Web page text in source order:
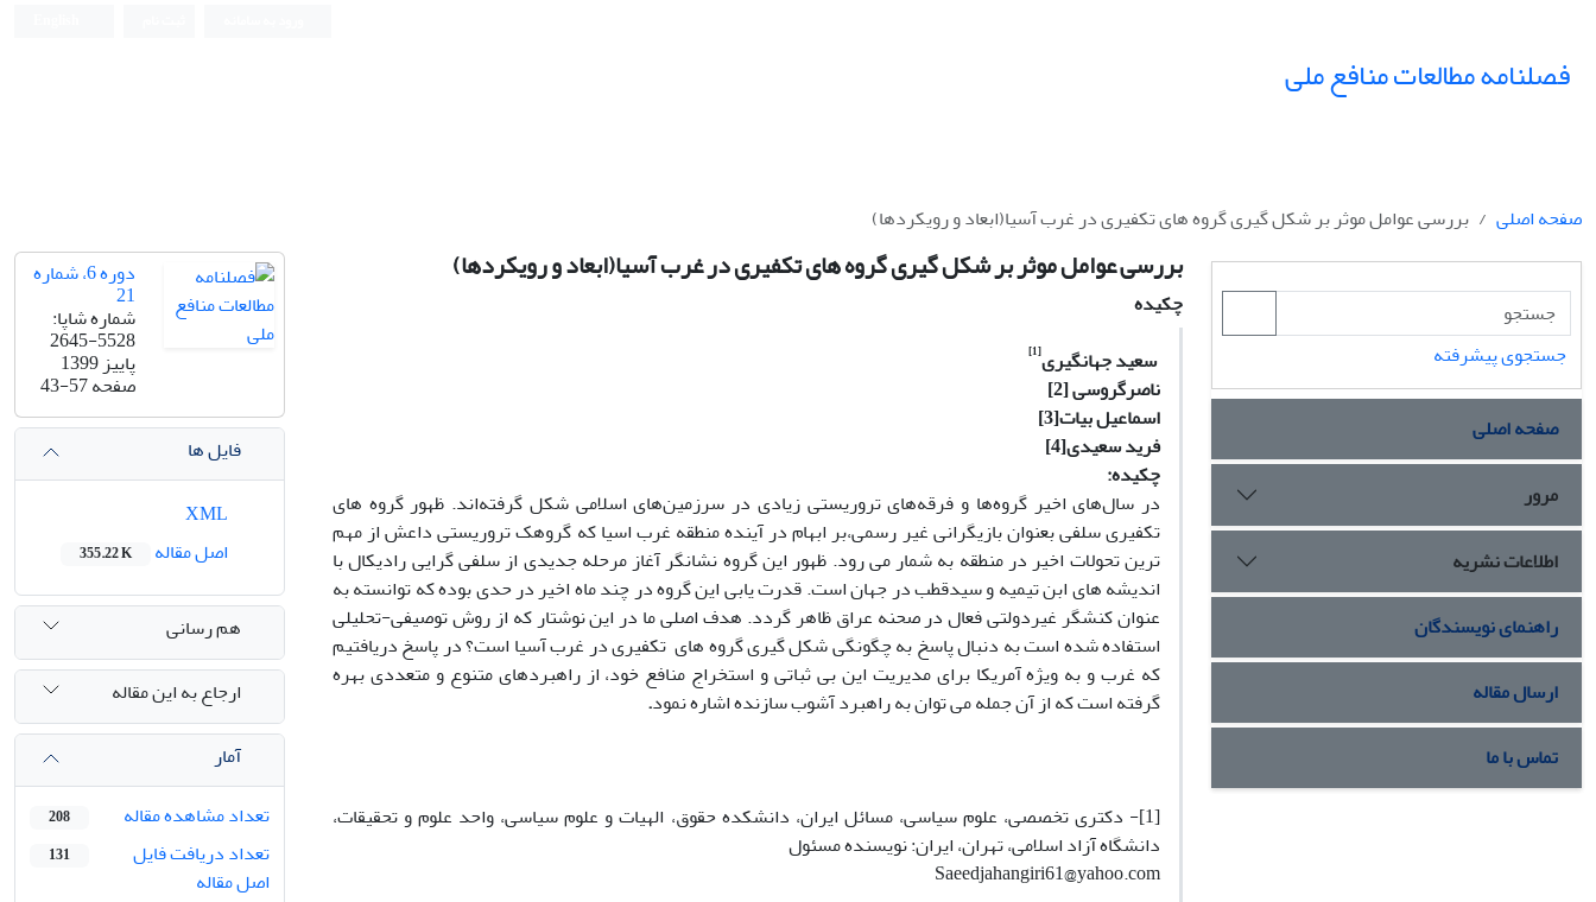
فصلنامه مطالعات منافع ملی
صفحه اصلی بررسی عوامل موثر بر شکل گیری گروه های تکفیری در غرب آسیا(ابعاد و رویکردها)
بررسی عوامل موثر بر شکل گیری گروه های تکفیری در غرب آسیا(ابعاد و رویکردها)
چکیده
سعید جهانگیری[1]
ناصرگروسی[2]
اسماعیل بیات[3]
فرید سعیدی[4]
چکیده:
در سال‌های اخیر گروه‌ها و فرقه‌های تروریستی زیادی در سرزمین‌های اسلامی شکل گرفته‌اند. ظهور گروه های
تکفیری سلفی بعنوان بازیگرانی غیر رسمی،بر ابهام در آینده منطقه غرب اسیا که گروهک تروریستی داعش از مهم
ترین تحولات اخیر در منطقه به شمار می رود. ظهور این گروه نشانگر آغاز مرحله جدیدی از سلفی گرایی رادیکال با
اندیشه های ابن تیمیه و سیدقطب در جهان است. قدرت یابی این گروه در چند ماه اخیر در حدی بوده که توانسته به
عنوان کنشگر غیردولتی فعال در صحنه عراق ظاهر گردد. هدف اصلی ما در این نوشتار که از روش توصیفی-تحلیلی
استفاده شده است به دنبال پاسخ به چگونگی شکل گیری گروه های تکفیری در غرب آسیا است؟ در پاسخ دریافتیم
که غرب و به ویژه آمریکا برای مدیریت این بی ثباتی و استخراج منافع خود، از راهبردهای متنوع و متعددی بهره
گرفته است که از آن جمله می توان به راهبرد آشوب سازنده اشاره نمود.
[1]- دکتری تخصصی، علوم سیاسی، مسائل ایران، دانشکده حقوق، الهیات و علوم سیاسی، واحد علوم و تحقیقات،
دانشگاه آزاد اسلامی، تهران، ایران: نویسنده مسئول
Saeedjahangiri61@yahoo.com
دوره 6، شماره
21
شماره شاپا:
5528-2645
پاییز 1399
صفحه43-57
فایل ها
اصل مقاله
355.22 K
هم رسانی
ارجاع به این مقاله
آمار
تعداد مشاهده مقاله
208
تعداد دریافت فایل
اصل مقاله
131
جستجوی پیشرفته
صفحه اصلی
مرور
اطلاعات نشریه
راهنمای نویسندگان
ارسال مقاله
تماس با ما